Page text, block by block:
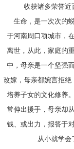
收获诸多荣誉近
生命，是一次次的
于河南周口项城市，
离世，从此，家庭的
中，母亲是一个坚强
改嫁，母亲都婉言拒绝
培养子女的文化修养
常伸出援手，母亲却
钱、或出力，报答于
从小就学会